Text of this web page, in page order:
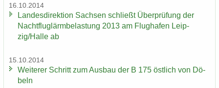
16.10.2014
Lan­des­di­rek­ti­on Sach­sen schließt Über­prü­fung der
Nacht­flug­lärm­be­las­tung 2013 am Flug­ha­fen Leip­
zig/Halle ab
15.10.2014
Wei­te­rer Schritt zum Aus­bau der B 175 öst­lich von Dö­
beln